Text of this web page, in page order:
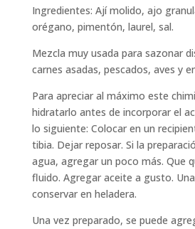
Ingredientes: Ají molido, ajo
orégano, pimentón, laurel, sal.
Mezcla muy usada para sazonar
carnes asadas, pescados, aves y
Para apreciar al máximo este
hidratarlo antes de incorporar el
lo siguiente: Colocar en un
tibia. Dejar reposar. Si la
agua, agregar un poco más. Que
fluido. Agregar aceite a gusto.
conservar en heladera.
Una vez preparado, se puede